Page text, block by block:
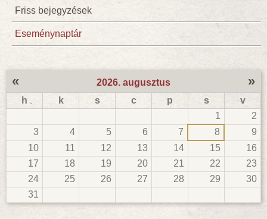
Friss bejegyzések
Eseménynaptár
2026. augusztus
« »
h k s c p s
v
1
2
3
4 5 6 7 8
9
10
11 12 13 14 15
16
17
18 19 20 21 22
23
24
25 26 27 28 29
30
31